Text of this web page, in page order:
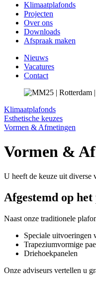
Klimaatplafonds
Projecten
Over ons
Downloads
Afspraak maken
Nieuws
Vacatures
Contact
Klimaatplafonds
Esthetische keuzes
Vormen & Afmetingen
Vormen &
U heeft de keuze uit diverse
Afgestemd op
Naast onze traditionele
Speciale uitvoeringen
Trapeziumvormige
Driehoekpanelen
Onze adviseurs vertellen u